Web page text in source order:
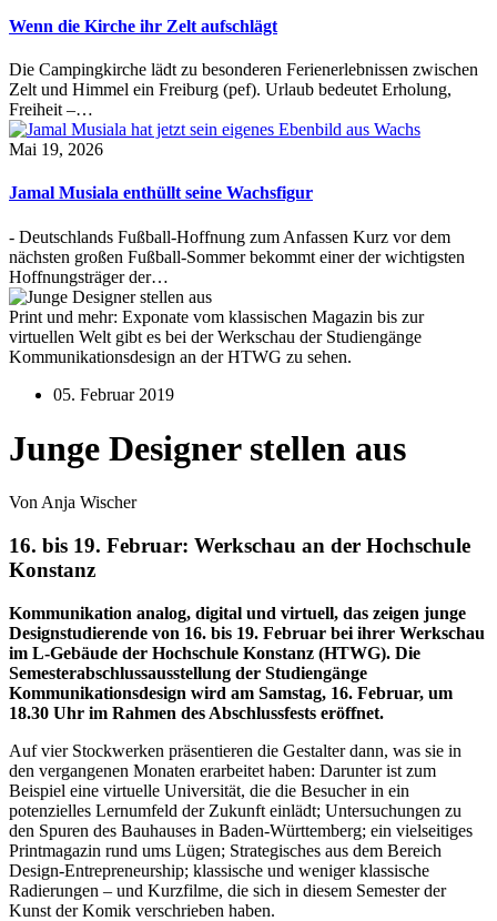
Wenn die Kirche ihr Zelt aufschlägt
Die Campingkirche lädt zu besonderen Ferienerlebnissen zwischen
Zelt und Himmel ein Freiburg (pef). Urlaub bedeutet Erholung,
Freiheit –…
Mai 19, 2026
Jamal Musiala enthüllt seine Wachsfigur
- Deutschlands Fußball-Hoffnung zum Anfassen Kurz vor dem
nächsten großen Fußball-Sommer bekommt einer der wichtigsten
Hoffnungsträger der…
Print und mehr: Exponate vom klassischen Magazin bis zur
virtuellen Welt gibt es bei der Werkschau der Studiengänge
Kommunikationsdesign an der HTWG zu sehen.
05. Februar 2019
Junge Designer stellen aus
Von Anja Wischer
16. bis 19. Februar: Werkschau an der Hochschule
Konstanz
Kommunikation analog, digital und virtuell, das zeigen junge
Designstudierende von 16. bis 19. Februar bei ihrer Werkschau
im L-Gebäude der Hochschule Konstanz (HTWG). Die
Semesterabschlussausstellung der Studiengänge
Kommunikationsdesign wird am Samstag, 16. Februar, um
18.30 Uhr im Rahmen des Abschlussfests eröffnet.
Auf vier Stockwerken präsentieren die Gestalter dann, was sie in
den vergangenen Monaten erarbeitet haben: Darunter ist zum
Beispiel eine virtuelle Universität, die die Besucher in ein
potenzielles Lernumfeld der Zukunft einlädt; Untersuchungen zu
den Spuren des Bauhauses in Baden-Württemberg; ein vielseitiges
Printmagazin rund ums Lügen; Strategisches aus dem Bereich
Design-Entrepreneurship; klassische und weniger klassische
Radierungen – und Kurzfilme, die sich in diesem Semester der
Kunst der Komik verschrieben haben.